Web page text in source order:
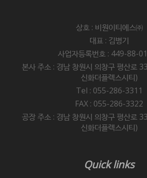
상호 : 비원이티에스㈜
대표 : 김병기
사업자등록번호 : 449-88-
본사 주소 : 경남 창원시 의창구 평산로
신화더플렉스시티)
Tel : 055-286-3311
FAX : 055-286-3322
공장 주소 : 경남 창원시 의창구 평산로
신화더플렉스시티)
Quick links